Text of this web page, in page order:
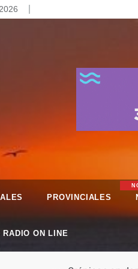
PROVINCIALES
RADIO ON LINE